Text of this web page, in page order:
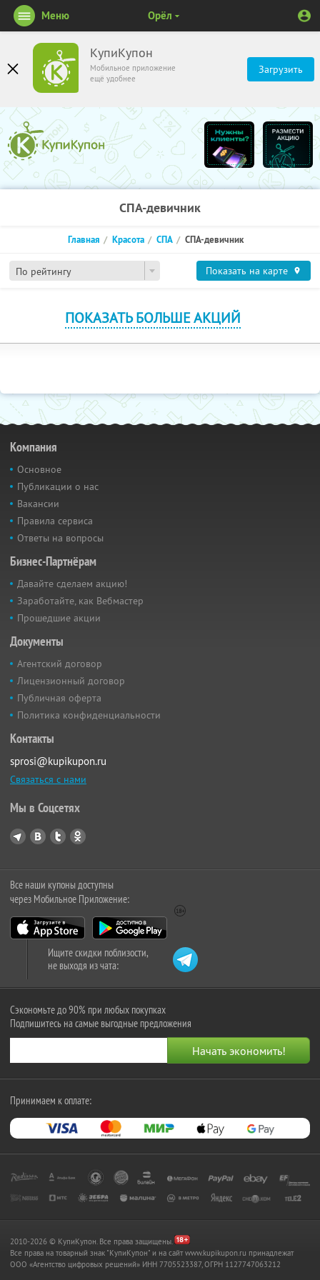
КупиКупон
Мобильное приложение
ещё удобнее
Загрузить
Меню Орёл
СПА-девичник
По рейтингу
Главная Красота СПА СПА-девичник
Показать на карте
ПОКАЗАТЬ БОЛЬШЕ АКЦИЙ
Компания
Основное
Публикации о нас
Вакансии
Правила сервиса
Ответы на вопросы
Бизнес-Партнёрам
Давайте сделаем акцию!
Заработайте, как Вебмастер
Прошедшие акции
Документы
Агентский договор
Лицензионный договор
Публичная оферта
Политика конфиденциальности
Контакты
sprosi@kupikupon.ru
Связаться с нами
Мы в Соцсетях
Все наши купоны доступны
через Мобильное Приложение:
Ищите скидки поблизости,
не выходя из чата:
Сэкономьте до 90% при любых покупках
Подпишитесь на самые выгодные предложения
Принимаем к оплате:
2010-2026 © КупиКупон. Все права защищены.
Все права на товарный знак "КупиКупон" и на сайт www.kupikupon.ru принадлежат
OOO «Агентство цифровых решений» ИНН 7705523387, ОГРН 1127747063212